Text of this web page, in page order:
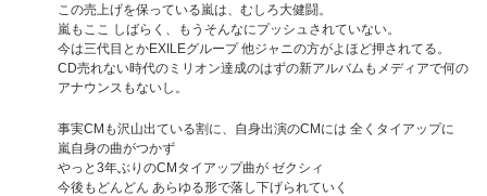
この売上げを保っている嵐は、むしろ大健闘。
嵐もここ しばらく、もうそんなにプッシュされていない。
今は三代目とかEXILEグループ 他ジャニの方がよほど押されてる。
CD売れない時代のミリオン達成のはずの新アルバムもメディアで何の
アナウンスもないし。
事実CMも沢山出ている割に、自身出演のCMには 全くタイアップに
嵐自身の曲がつかず
やっと3年ぶりのCMタイアップ曲が ゼクシィ
今後もどんどん あらゆる形で落し下げられていく